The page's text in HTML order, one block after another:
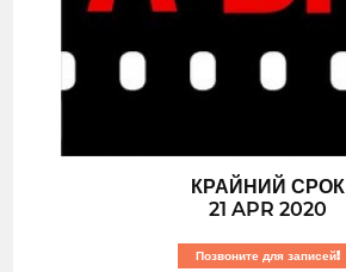
КРАЙНИЙ СРОК
21 APR 2020
Позвоните для записей!